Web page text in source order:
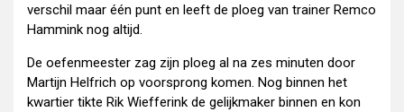
verschil maar één punt en leeft de ploeg van trainer Remco
Hammink nog altijd.
De oefenmeester zag zijn ploeg al na zes minuten door
Martijn Helfrich op voorsprong komen. Nog binnen het
kwartier tikte Rik Wiefferink de gelijkmaker binnen en kon